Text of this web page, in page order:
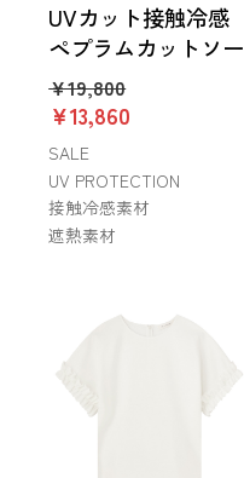
UVカット接触冷感
ペプラムカットソー
￥19,800
￥13,860
SALE
UV PROTECTION
接触冷感素材
遮熱素材